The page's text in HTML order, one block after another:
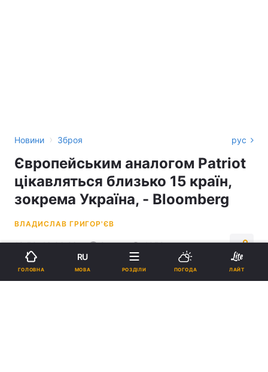
Новини › Зброя рус
Європейським аналогом Patriot
цікавляться близько 15 країн,
зокрема Україна, - Bloomberg
ВЛАДИСЛАВ ГРИГОР'ЄВ
18:50, 16.06.26 2 хв. 4052
Підпишіться на нас в Google
ГОЛОВНА
RU
МОВА РОЗДІЛИ ПОГОДА ЛАЙТ